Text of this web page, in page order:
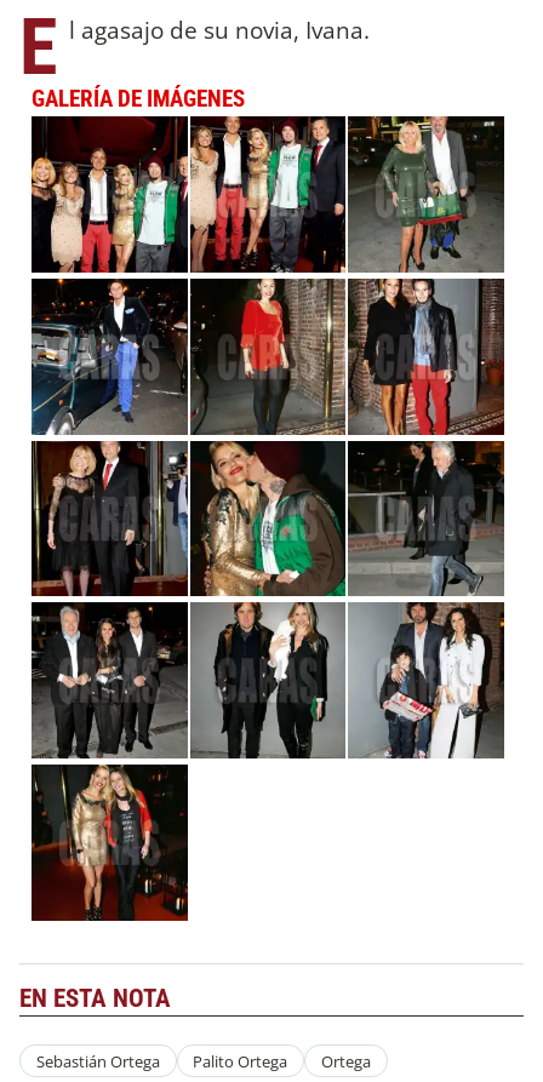
E l agasajo de su novia, Ivana.
GALERÍA DE IMÁGENES
EN ESTA NOTA
Sebastián Ortega Palito Ortega Ortega